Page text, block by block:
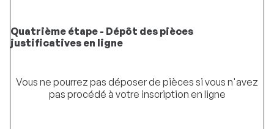
Quatrième étape - Dépôt des pièces
justificatives en ligne
Vous ne pourrez pas déposer de pièces si vous n'avez
pas procédé à votre inscription en ligne